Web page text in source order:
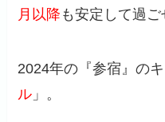
月以降 も安定して過ご
2024年の『参宿』の
ル 」。